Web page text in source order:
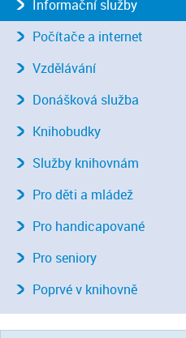
Informační služby
Počítače a internet
Vzdělávání
Donášková služba
Knihobudky
Služby knihovnám
Pro děti a mládež
Pro handicapované
Pro seniory
Poprvé v knihovně